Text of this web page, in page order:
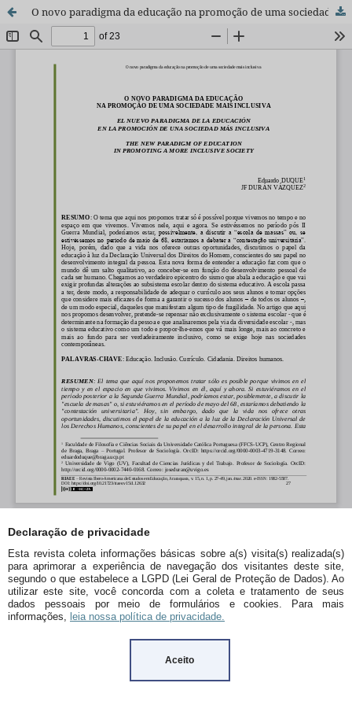
Declaração de privacidade
Esta revista coleta informações básicas sobre a(s) visita(s) realizada(s)
para aprimorar a experiência de navegação dos visitantes deste site,
segundo o que estabelece a LGPD (Lei Geral de Proteção de Dados). Ao
utilizar este site, você concorda com a coleta e tratamento de seus
dados pessoais por meio de formulários e cookies. Para mais
informações, leia nossa política de privacidade.
Aceito
O novo paradigma da educação na promoção de uma sociedade mais inclusiva